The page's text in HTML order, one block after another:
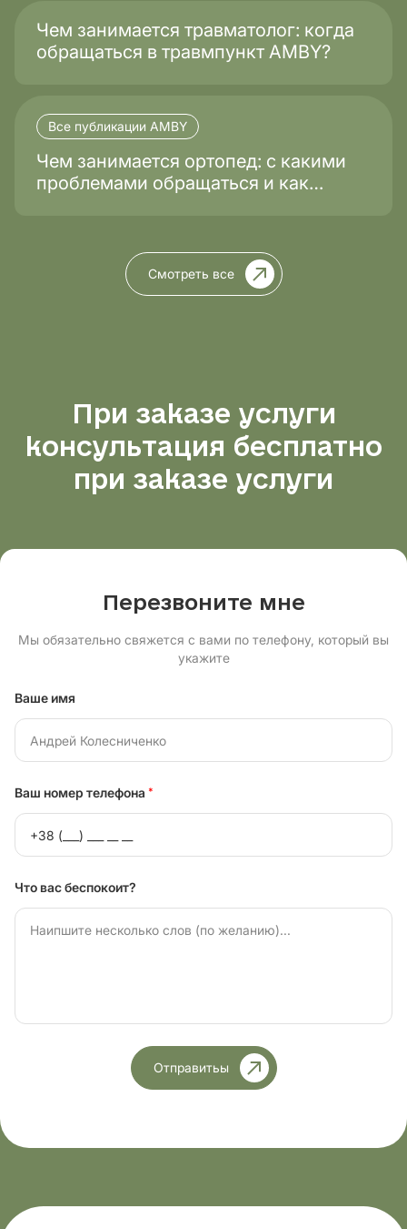
Чем занимается травматолог: когда
обращаться в травмпункт AMBY?
Все публикации AMBY
Чем занимается ортопед: с какими
проблемами обращаться и как
Смотреть все
При заказе услуги
консультация бесплатно
при заказе услуги
Перезвоните мне
Мы обязательно свяжется с вами по телефону, который вы
укажите
Ваше имя
Ваш номер телефона *
Что вас беспокоит?
Отправитьы